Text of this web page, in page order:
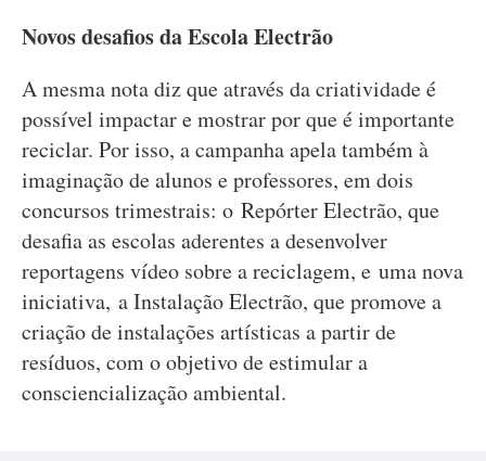
Novos desafios da Escola Electrão
A mesma nota diz que através da criatividade é
possível impactar e mostrar por que é importante
reciclar. Por isso, a campanha apela também à
imaginação de alunos e professores, em dois
concursos trimestrais: o Repórter Electrão, que
desafia as escolas aderentes a desenvolver
reportagens vídeo sobre a reciclagem, e uma nova
iniciativa, a Instalação Electrão, que promove a
criação de instalações artísticas a partir de
resíduos, com o objetivo de estimular a
consciencialização ambiental.